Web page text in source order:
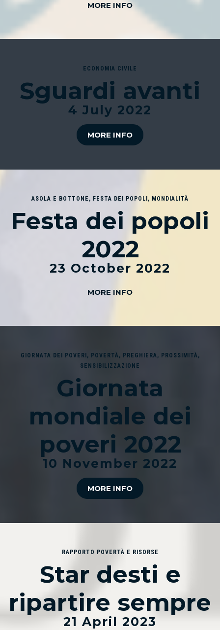
MORE INFO
ECONOMIA CIVILE
Sguardi avanti
4 July 2022
MORE INFO
ASOLA E BOTTONE , FESTA DEI POPOLI , MONDIALITÀ
Festa dei popoli
2022
23 October 2022
MORE INFO
GIORNATA DEI POVERI, POVERTÀ , PREGHIERA , PROSSIMITÀ ,
SENSIBILIZZAZIONE
Giornata
mondiale dei
poveri 2022
10 November 2022
MORE INFO
RAPPORTO POVERTÀ E RISORSE
Star desti e
ripartire sempre
21 April 2023